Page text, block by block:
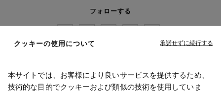
フォローする
Maison Margiela MM6
クッキーの使用について 承諾せずに続行する
本サイトでは、お客様により良いサービスを提供するため、
技術的な目的でクッキーおよび類似の技術を使用していま